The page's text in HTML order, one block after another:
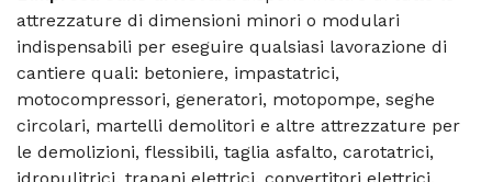
attrezzature di dimensioni minori o modulari
indispensabili per eseguire qualsiasi lavorazione di
cantiere quali: betoniere, impastatrici,
motocompressori, generatori, motopompe, seghe
circolari, martelli demolitori e altre attrezzature per
le demolizioni, flessibili, taglia asfalto, carotatrici,